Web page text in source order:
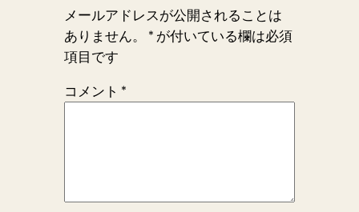
メールアドレスが公開されることは
ありません。
* が付いている欄は必須
項目です
コメント *